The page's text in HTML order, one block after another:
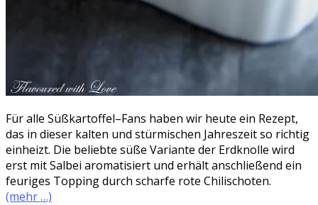
Für alle Süßkartoffel–Fans haben wir heute ein Rezept,
das in dieser kalten und stürmischen Jahreszeit so richtig
einheizt. Die beliebte süße Variante der Erdknolle wird
erst mit Salbei aromatisiert und erhält anschließend ein
feuriges Topping durch scharfe rote Chilischoten.
(mehr …)